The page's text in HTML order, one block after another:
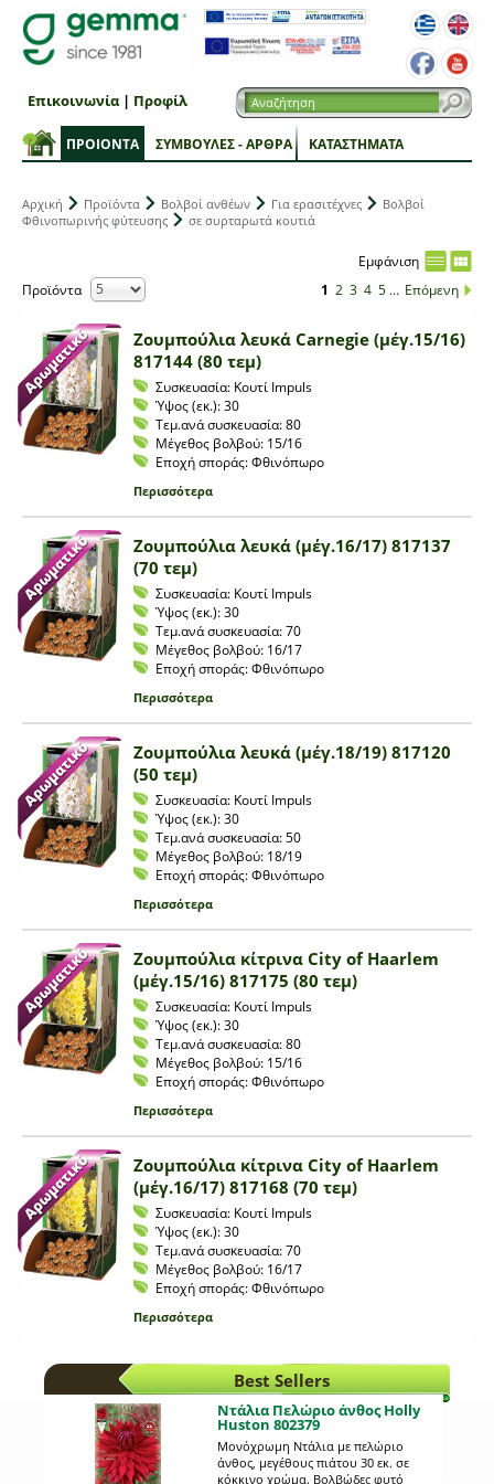
ΠΡΟΙΟΝΤΑ ΣΥΜΒΟΥΛΕΣ - ΑΡΘΡΑ ΚΑΤΑΣΤΗΜΑΤΑ
Επικοινωνία| Προφίλ
Αρχική Προϊόντα Βολβοί ανθέων Για ερασιτέχνες
Βολβοί
Φθινοπωρινής φύτευσης
σε συρταρωτά κουτιά
Εμφάνιση
Προϊόντα
1 2 3 4 5 ... Επόμενη
Ζουμπούλια λευκά Carnegie (μέγ.15/16)
817144 (80 τεμ)
Συσκευασία:Κουτί Impuls
Ύψος (εκ.):30
Τεμ.ανά συσκευασία:80
Μέγεθος βολβού:15/16
Εποχή σποράς:Φθινόπωρο
Περισσότερα
Ζουμπούλια λευκά (μέγ.16/17) 817137
(70 τεμ)
Συσκευασία:Κουτί Impuls
Ύψος (εκ.):30
Τεμ.ανά συσκευασία:70
Μέγεθος βολβού:16/17
Εποχή σποράς:Φθινόπωρο
Περισσότερα
Ζουμπούλια λευκά (μέγ.18/19) 817120
(50 τεμ)
Συσκευασία:Κουτί Impuls
Ύψος (εκ.):30
Τεμ.ανά συσκευασία:50
Μέγεθος βολβού:18/19
Εποχή σποράς:Φθινόπωρο
Περισσότερα
Ζουμπούλια κίτρινα City of Haarlem
(μέγ.15/16) 817175 (80 τεμ)
Συσκευασία:Κουτί Impuls
Ύψος (εκ.):30
Τεμ.ανά συσκευασία:80
Μέγεθος βολβού:15/16
Εποχή σποράς:Φθινόπωρο
Περισσότερα
Ζουμπούλια κίτρινα City of Haarlem
(μέγ.16/17) 817168 (70 τεμ)
Συσκευασία:Κουτί Impuls
Ύψος (εκ.):30
Τεμ.ανά συσκευασία:70
Μέγεθος βολβού:16/17
Εποχή σποράς:Φθινόπωρο
Περισσότερα
Best Sellers
Ντάλια Πελώριο άνθος Holly
Huston 802379
Μονόχρωμη Ντάλια με πελώριο
άνθος, μεγέθους πιάτου 30 εκ. σε
κόκκινο χρώμα. Βολβώδες φυτό